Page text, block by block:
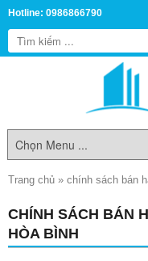
Hotline: 0986866790
Trang chủ » chính sách bán
CHÍNH SÁCH BÁN
HÒA BÌNH